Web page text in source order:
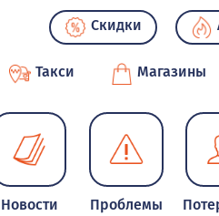
Скидки
Такси Магазины
Новости Проблемы